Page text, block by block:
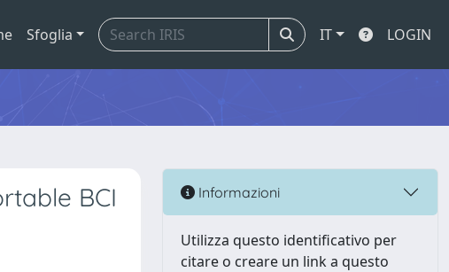
Sfoglia IT LOGIN
BCI Informazioni
Utilizza questo identificativo per
citare o creare un link a questo